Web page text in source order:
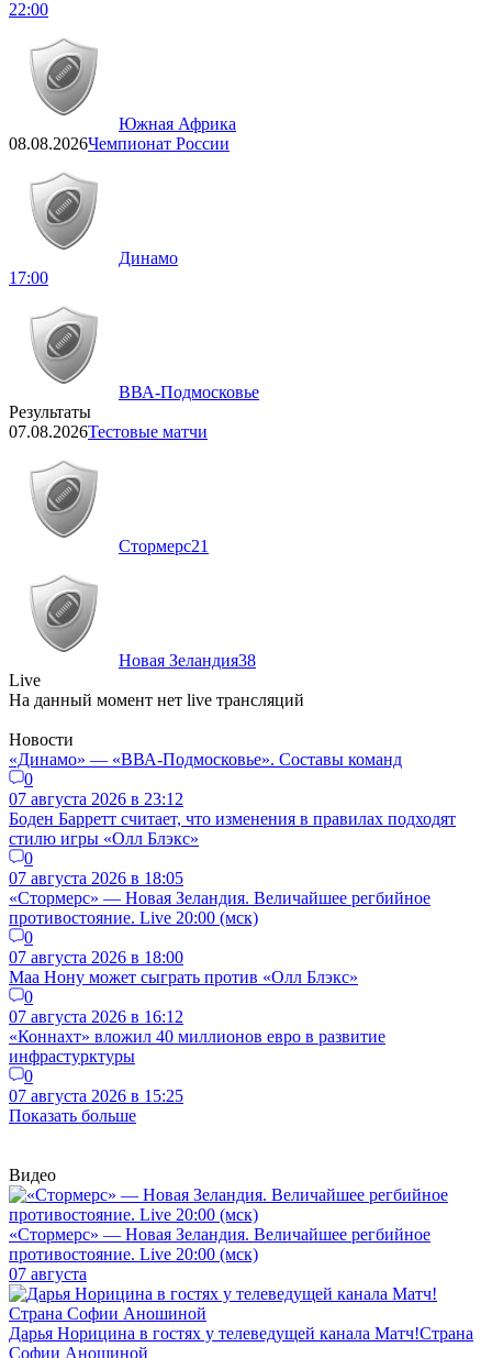
22:00
Южная Африка
08.08.2026Чемпионат России
Динамо
17:00
ВВА-Подмосковье
Результаты
07.08.2026Тестовые матчи
Стормерс21
Новая Зеландия38
Live
На данный момент нет live трансляций
Новости
«Динамо» — «ВВА-Подмосковье». Составы команд
0
07 августа 2026 в 23:12
Боден Барретт считает, что изменения в правилах подходят
стилю игры «Олл Блэкс»
0
07 августа 2026 в 18:05
«Стормерс» — Новая Зеландия. Величайшее регбийное
противостояние. Live 20:00 (мск)
0
07 августа 2026 в 18:00
Маа Нону может сыграть против «Олл Блэкс»
0
07 августа 2026 в 16:12
«Коннахт» вложил 40 миллионов евро в развитие
инфрастурктуры
0
07 августа 2026 в 15:25
Показать больше
Видео
«Стормерс» — Новая Зеландия. Величайшее регбийное
противостояние. Live 20:00 (мск)
07 августа
Дарья Норицина в гостях у телеведущей канала Матч!Страна
Софии Аношиной